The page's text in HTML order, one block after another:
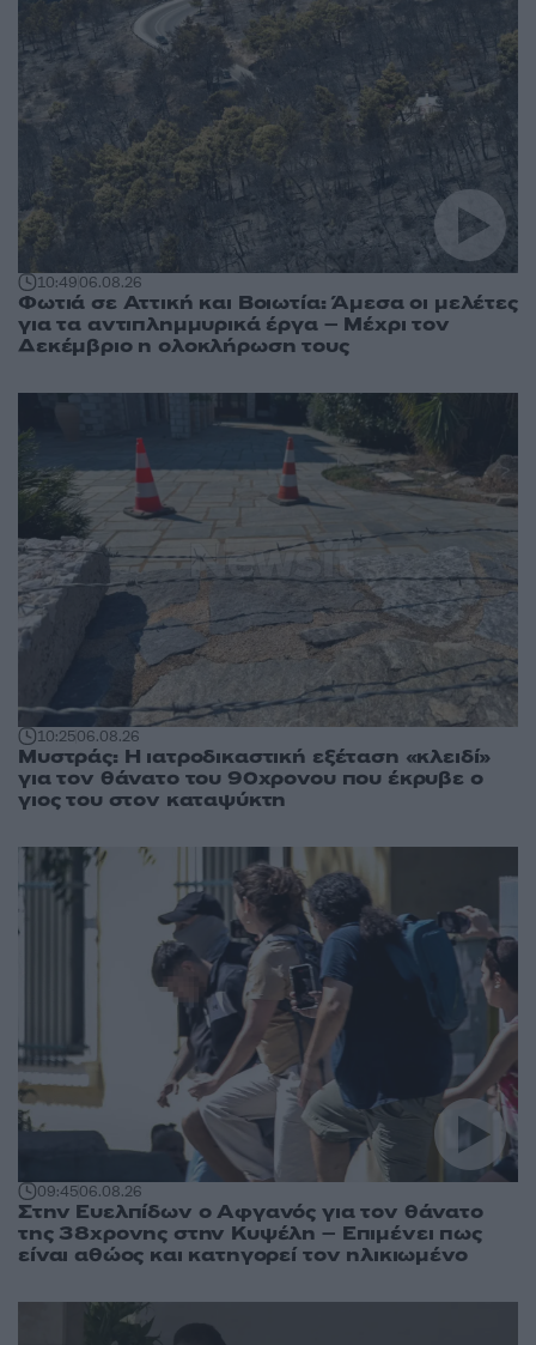
10:4906.08.26
Φωτιά σε Αττική και Βοιωτία: Άμεσα οι μελέτες
για τα αντιπλημμυρικά έργα – Μέχρι τον
Δεκέμβριο η ολοκλήρωση τους
10:2506.08.26
Μυστράς: Η ιατροδικαστική εξέταση «κλειδί»
για τον θάνατο του 90χρονου που έκρυβε ο
γιος του στον καταψύκτη
09:4506.08.26
Στην Ευελπίδων ο Αφγανός για τον θάνατο
της 38χρονης στην Κυψέλη – Επιμένει πως
είναι αθώος και κατηγορεί τον ηλικιωμένο